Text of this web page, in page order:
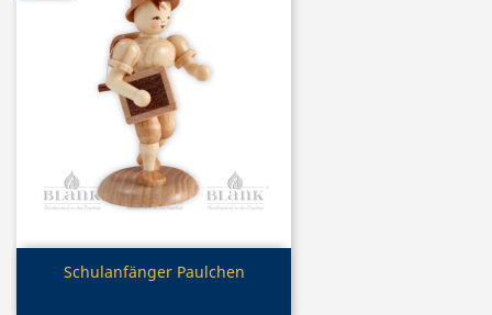
Vorschau
Schulanfänger Paulchen